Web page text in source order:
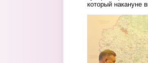
который накануне
2211133.jpg